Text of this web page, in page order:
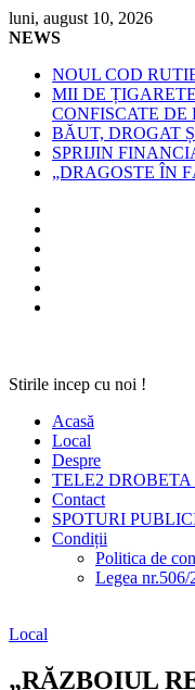
Skip
to
luni, august 10, 2026
NEWS
NOUL COD
MII DE
CONFISCATE DE
BĂUT, DROGAT
SPRIJIN
„DRAGOSTE ÎN
Stirile incep cu noi !
Acasă
Local
Despre
TELE2
Contact
SPOTURI
Condiții
Politica de
Legea nr.506/
Local
„RĂZBOIUL